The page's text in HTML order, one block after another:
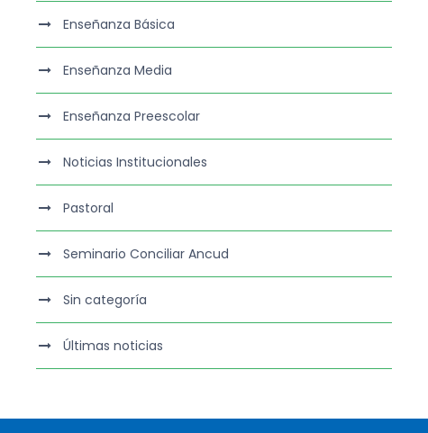
Enseñanza Básica
Enseñanza Media
Enseñanza Preescolar
Noticias Institucionales
Pastoral
Seminario Conciliar Ancud
Sin categoría
Últimas noticias